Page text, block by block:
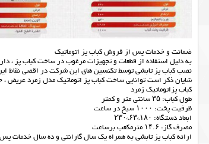
ضمانت و خدمات پس از فروش کباب پز اتوماتیک
به دلیل استفاده از قطعات و تجهیزات مرغوب در ساخت کباب پز ، دارای یک سال ضمانت و ۱۰
نصب کباب پز تابشی توسط تکنسین های این شرکت در اقصی نقاط
شایان ذکر است توانایی ساخت کباب پز اتوماتیک مدل زمرد عریض ، جهت پخت کباب های ۵۰ سانتی متری (و
کباب پزاتوماتیک زمرد
طول کباب: ۳۵ سانتی متر و کمتر
ظرفیت پخت: ۱۰۰۰ سیخ در ساعت
ابعاد دستگاه: ۱۸۰*۶۳*۲۳۰
مصرف گاز: ۱۴.۶ مترمکعب برساعت
ارائهکباب پز تابشیبه همراه یک سال گارانتی و ده سال خدمات